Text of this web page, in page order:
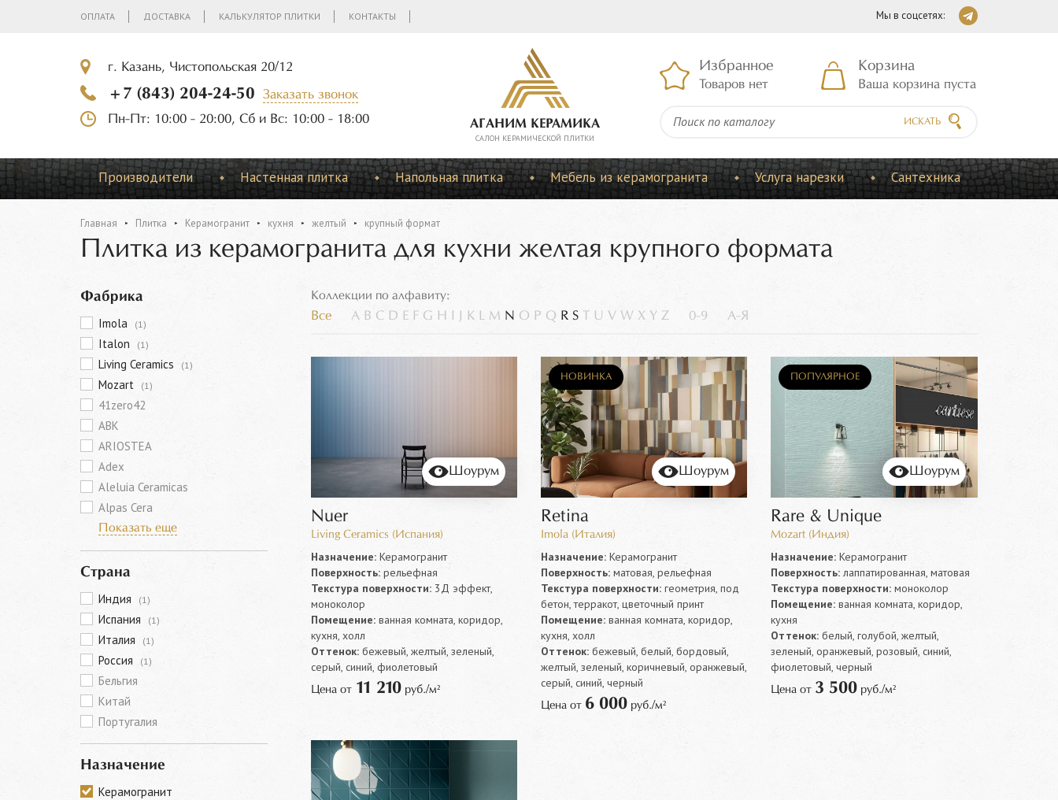
ОПЛАТА ДОСТАВКА КАЛЬКУЛЯТОР ПЛИТКИ КОНТАКТЫ Мы в соцсетях:
г. Казань, Чистопольская 20/12
+7 (843) 204-24-50
Заказать звонок
Пн-Пт: 10:00 - 20:00, Сб и Вс: 10:00 - 18:00
АГАНИМ КЕРАМИКА
CАЛОН КЕРАМИЧЕСКОЙ ПЛИТКИ
Избранное
Товаров нет
Корзина
Ваша корзина пуста
ИСКАТЬ
Производители Настенная плитка Напольная плитка Мебель из керамогранита Услуга нарезки Сантехника
Главная Плитка Керамогранит кухня желтый крупный формат
Плитка из керамогранита для кухни желтая крупного формата
Фабрика
Imola (1)
Italon (1)
Living Ceramics (1)
Mozart (1)
41zero42
ABK
ARIOSTEA
Adex
Aleluia Ceramicas
Alpas Cera
Показать еще
Страна
Индия (1)
Испания (1)
Италия (1)
Россия (1)
Бельгия
Китай
Португалия
Назначение
Керамогранит
Коллекции по алфавиту:
Все A B C D E F G H K L M N O P Q R S U V W X Y Z 0-9 А-Я
Шоурум
Nuer
Living Ceramics (Испания)
Назначение:Керамогранит
Поверхность:рельефная
Текстура поверхности:3Д эффект,
моноколор
Помещение:ванная комната, коридор,
кухня, холл
Оттенок:бежевый, желтый, зеленый,
серый, синий, фиолетовый
Цена от 11 210руб./м²
НОВИНКА
Шоурум
Retina
Imola (Италия)
Назначение:Керамогранит
Поверхность:матовая, рельефная
Текстура поверхности:геометрия, под
бетон, терракот, цветочный принт
Помещение:ванная комната, коридор,
кухня, холл
Оттенок:бежевый, белый, бордовый,
желтый, зеленый, коричневый, оранжевый,
серый, синий, черный
Цена от 6 000руб./м²
ПОПУЛЯРНОЕ
Шоурум
Rare & Unique
Mozart (Индия)
Назначение: Керамогранит
Поверхность: лаппатированная, матовая
Текстура поверхности: моноколор
Помещение: ванная комната, коридор,
кухня
Оттенок: белый, голубой, желтый,
зеленый, оранжевый, розовый, синий,
фиолетовый, черный
Цена от 3 500 руб./м²